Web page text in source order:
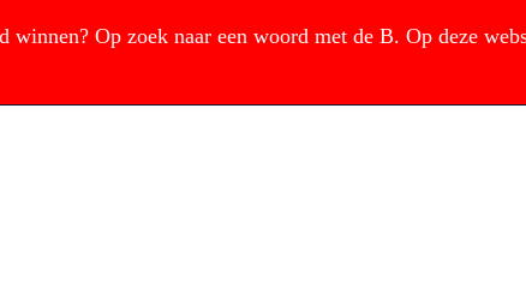
winnen? Op zoek naar een woord met de B. Op deze